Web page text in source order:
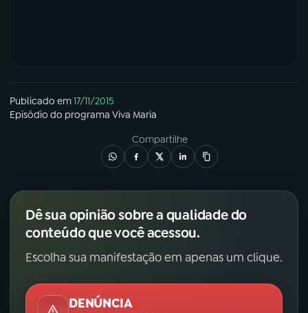
Publicado em17/11/2015
Episódio do programa Viva Maria
Compartilhe
Dê sua opinião sobre a qualidade do
conteúdo que você acessou.
Escolha sua manifestação em apenas um clique.
DENÚNCIA